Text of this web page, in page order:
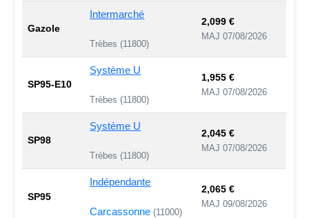
Gazole
Intermarché
Trèbes (11800)
2,099 €
MAJ 07/08/2026
SP95-E10
Système U
Trèbes (11800)
1,955 €
MAJ 07/08/2026
SP98
Système U
Trèbes (11800)
2,045 €
MAJ 07/08/2026
SP95
Indépendante
Carcassonne(11000)
2,065 €
MAJ 09/08/2026